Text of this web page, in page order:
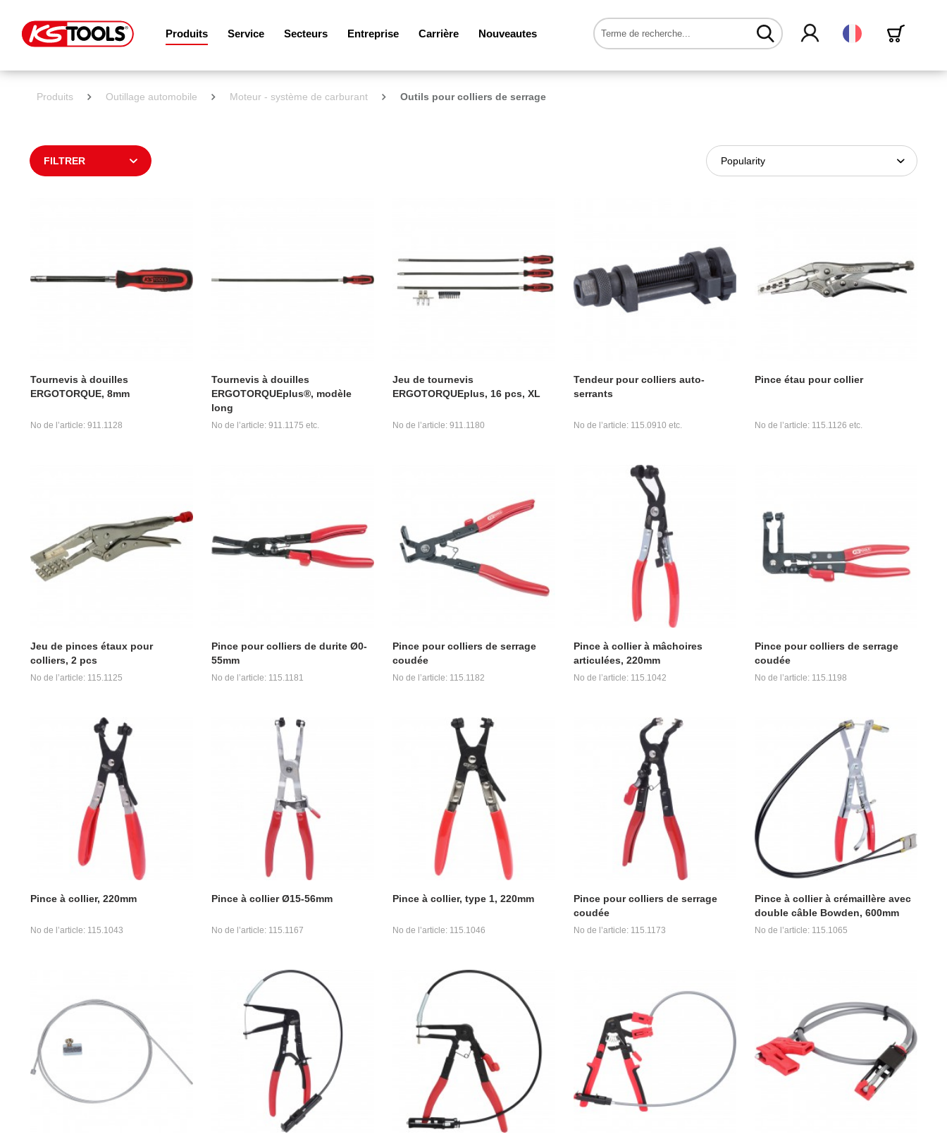
Produits Service Secteurs Entreprise Carrière Nouveautes Français
Produits Outillage automobile Moteur - système de carburant Outils pour colliers de serrage
FILTRER
Tournevis à douilles
ERGOTORQUE, 8mm
No de l’article: 911.1128
Tournevis à douilles
ERGOTORQUEplus®, modèle
long
No de l’article: 911.1175 etc.
Jeu de tournevis
ERGOTORQUEplus, 16 pcs, XL
No de l’article: 911.1180
Tendeur pour colliers auto-
serrants
No de l’article: 115.0910 etc.
Pince étau pour collier
No de l’article: 115.1126 etc.
Jeu de pinces étaux pour
colliers, 2 pcs
No de l’article: 115.1125
Pince pour colliers de durite Ø0-
55mm
No de l’article: 115.1181
Pince pour colliers de serrage
coudée
No de l’article: 115.1182
Pince à collier à mâchoires
articulées, 220mm
No de l’article: 115.1042
Pince pour colliers de serrage
coudée
No de l’article: 115.1198
Pince à collier, 220mm
No de l’article: 115.1043
Pince à collier Ø15-56mm
No de l’article: 115.1167
Pince à collier, type 1, 220mm
No de l’article: 115.1046
Pince pour colliers de serrage
coudée
No de l’article: 115.1173
Pince à collier à crémaillère avec
double câble Bowden, 600mm
No de l’article: 115.1065